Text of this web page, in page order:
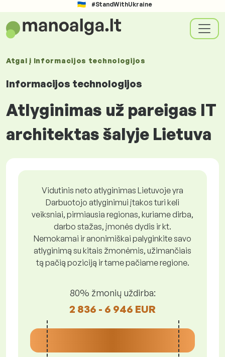
#StandWithUkraine
Atgal į Informacijos technologijos
Informacijos technologijos
Atlyginimas už pareigas IT
architektas šalyje Lietuva
Vidutinis neto atlyginimas Lietuvoje yra
Darbuotojo atlyginimui įtakos turi keli
veiksniai, pirmiausia regionas, kuriame dirba,
darbo stažas, įmonės dydis ir kt.
Nemokamai ir anonimiškai palyginkite savo
atlyginimą su kitais žmonėmis, užimančiais
tą pačią poziciją ir tame pačiame regione.
80% žmonių uždirba:
2 836 - 6 946 EUR